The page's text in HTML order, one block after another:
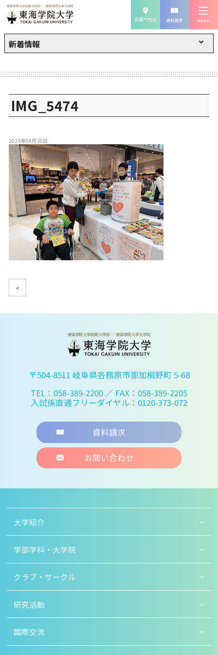
新着情報
IMG_5474
2026年04月20日
<
〒504-8511 岐阜県各務原市那加桐野町 5-68
TEL：058-389-2200 ／ FAX：058-389-2205
入試係直通フリーダイヤル：0120-373-072
資料請求
お問い合わせ
大学紹介
学部学科・大学院
クラブ・サークル
研究活動
国際交流